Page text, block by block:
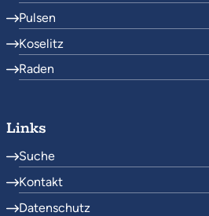
Pulsen
Koselitz
Raden
Links
Suche
Kontakt
Datenschutz